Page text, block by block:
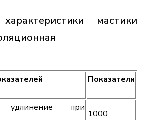
мастики
Показатели
удлинение при
1000